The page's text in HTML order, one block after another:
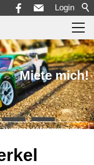
Login
Aktuelles
Termine
Miete mich!
weitere Informationen